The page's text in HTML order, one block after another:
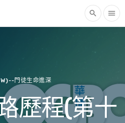
search menu
門徒生命進深
歷程(第十